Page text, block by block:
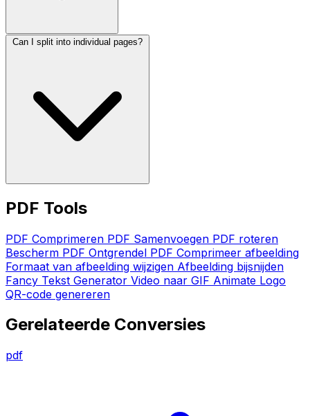
Can I split into individual pages?
PDF Tools
PDF Comprimeren PDF Samenvoegen PDF roteren
Bescherm PDF Ontgrendel PDF Comprimeer afbeelding
Formaat van afbeelding wijzigen Afbeelding bijsnijden
Fancy Tekst Generator Video naar GIF Animate Logo
QR-code genereren
Gerelateerde Conversies
pdf